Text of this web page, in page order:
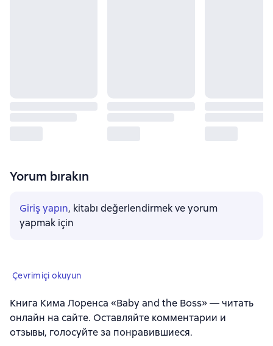
Yorum bırakın
Giriş yapın, kitabı değerlendirmek ve yorum
yapmak için
Çevrimiçi okuyun
Книга Кима Лоренса «Baby and the Boss» — читать
онлайн на сайте. Оставляйте комментарии и
отзывы, голосуйте за понравившиеся.